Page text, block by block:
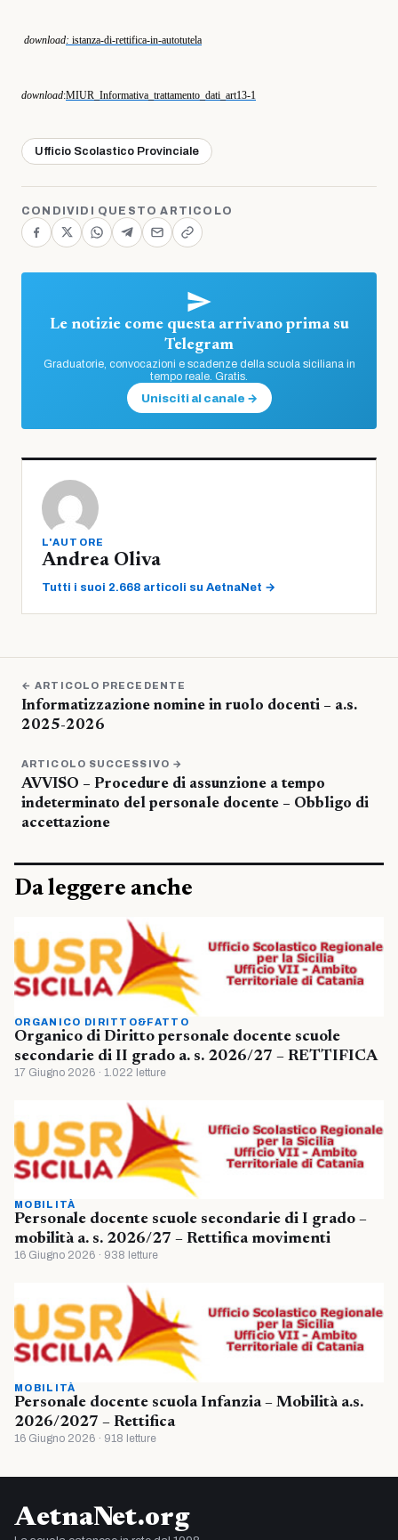
download: istanza-di-rettifica-in-autotutela
download:MIUR_Informativa_trattamento_dati_art13-1
Ufficio Scolastico Provinciale
CONDIVIDI QUESTO ARTICOLO
Le notizie come questa arrivano prima su
Telegram
Graduatorie, convocazioni e scadenze della scuola siciliana in
tempo reale. Gratis.
Unisciti al canale →
L'AUTORE
Andrea Oliva
Tutti i suoi 2.668 articoli su AetnaNet →
← ARTICOLO PRECEDENTE
Informatizzazione nomine in ruolo docenti – a.s.
2025-2026
ARTICOLO SUCCESSIVO →
AVVISO – Procedure di assunzione a tempo
indeterminato del personale docente – Obbligo di
accettazione
Da leggere anche
ORGANICO DIRITTO&FATTO
Organico di Diritto personale docente scuole
secondarie di II grado a. s. 2026/27 – RETTIFICA
17 Giugno 2026 · 1.022 letture
MOBILITÀ
Personale docente scuole secondarie di I grado –
mobilità a. s. 2026/27 – Rettifica movimenti
16 Giugno 2026 · 938 letture
MOBILITÀ
Personale docente scuola Infanzia – Mobilità a.s.
2026/2027 – Rettifica
16 Giugno 2026 · 918 letture
AetnaNet.org